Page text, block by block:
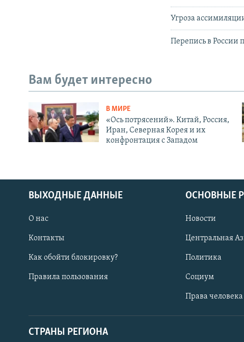
Угроза
Перепись в России
Вам будет интересно
В МИРЕ
«Ось потрясений». Китай, Россия,
Иран, Северная Корея и их
конфронтация с Западом
ВЫХОДНЫЕ ДАННЫЕ
О нас
Контакты
Как обойти блокировку?
Правила пользования
ОСНОВНЫЕ
Новости
Центральная
Политика
Социум
Права человека
СТРАНЫ РЕГИОНА